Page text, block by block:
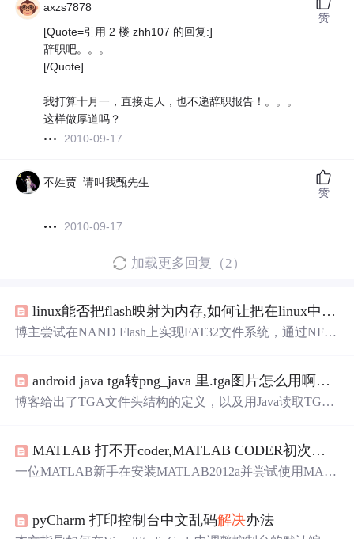
axzs7878
[Quote=引用 2 楼 zhh107 的回复:]
辞职吧。。。
[/Quote]
我打算十月一，直接走人，也不递辞职报告！。。。
这样做厚道吗？
2010-09-17
赞
不姓贾_请叫我甄先生
2010-09-17
赞
加载更多回复（2）
linux能否把flash映射为内存,如何让把在linux中将nand flash的yaffs2文件系统转换为vfat格式的？ 大侠
博主尝试在NAND Flash上实现FAT32文件系统，通过NFT
D Flash上的分区。
android java tga转png_java 里.tga图片怎么用啊，是不是要导入一个包，真的找不到资源，希望来位大神
博客给出了TGA文件头结构的定义，以及用Java读取TGA
缩两种格式，最后创建并处理Bitmap对象。
MATLAB 打不开coder,MATLAB CODER初次使用的错误提示，希望大侠可以
一位MATLAB新手在安装MATLAB2012a并尝试使用MATL
pyCharm 打印控制台中文乱码解决办法